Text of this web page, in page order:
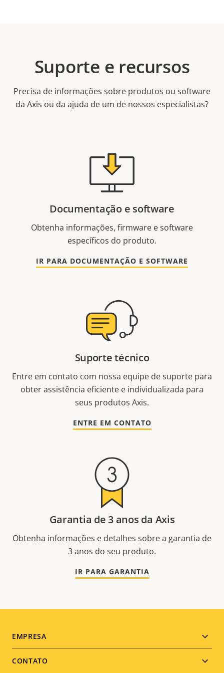
Suporte e recursos
Precisa de informações sobre produtos ou software
da Axis ou da ajuda de um de nossos especialistas?
Documentação e software
Obtenha informações, firmware e software
específicos do produto.
IR PARA DOCUMENTAÇÃO E SOFTWARE
Suporte técnico
Entre em contato com nossa equipe de suporte para
obter assistência eficiente e individualizada para
seus produtos Axis.
ENTRE EM CONTATO
Garantia de 3 anos da Axis
Obtenha informações e detalhes sobre a garantia de
3 anos do seu produto.
IR PARA GARANTIA
Footer
menu
EMPRESA
CONTATO